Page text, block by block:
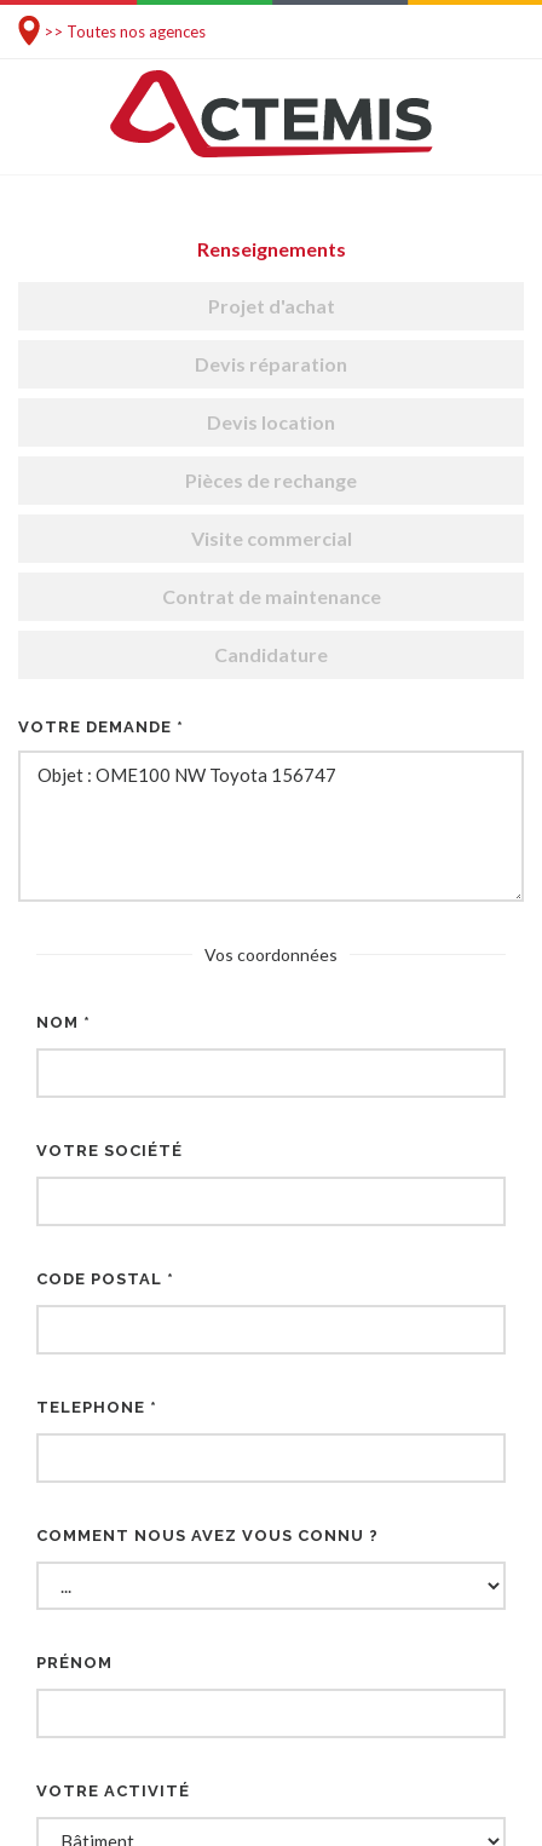
>> Toutes nos agences
Renseignements
Projet d'achat
Devis réparation
Devis location
Pièces de rechange
Visite commercial
Contrat de maintenance
Candidature
VOTRE DEMANDE *
Vos coordonnées
NOM *
VOTRE SOCIÉTÉ
CODE POSTAL *
TELEPHONE *
COMMENT NOUS AVEZ VOUS CONNU ?
PRÉNOM
VOTRE ACTIVITÉ